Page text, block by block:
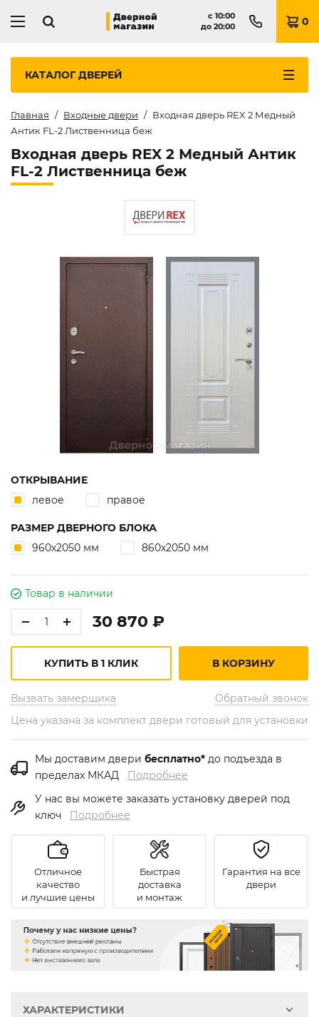
с 10:00
до 20:00 0
КАТАЛОГДВЕРЕЙ
Главная Входные двери
Входная дверь REX 2 Медный
Антик FL-2 Лиственница беж
Входная дверь REX 2 Медный Антик
FL-2 Лиственница беж
ОТКРЫВАНИЕ
левое
правое
РАЗМЕР ДВЕРНОГО БЛОКА
960х2050 мм
860х2050 мм
Товар в наличии
30 870 ₽
Вызвать замерщика Обратный звонок
КУПИТЬ В 1 КЛИК В КОРЗИНУ
Цена указана за комплект двери готовый для установки
Мы доставим двери бесплатно* до подъезда в
пределах МКАД Подробнее
У нас вы можете заказать установку дверей под
ключ Подробнее
Отличное
качество
и лучшие цены
Быстрая
доставка
и монтаж
Гарантия на все
двери
ХАРАКТЕРИСТИКИ